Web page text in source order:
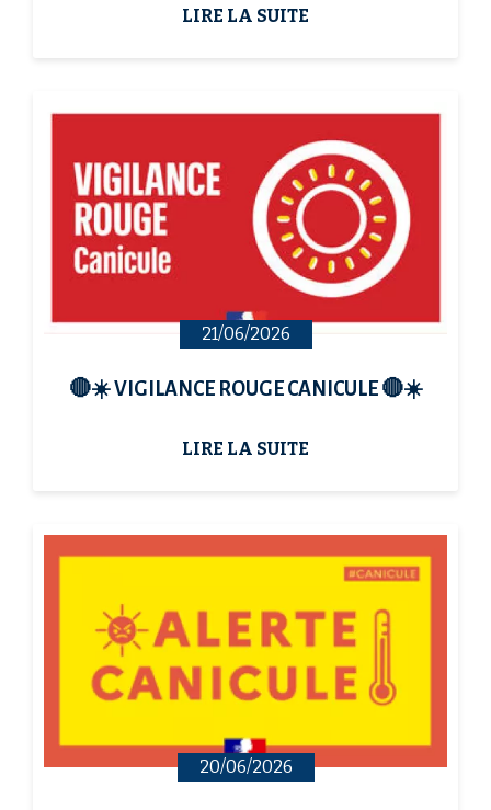
a...
LIRE LA SUITE
21/06/2026
🔴☀️ VIGILANCE ROUGE CANICULE 🔴☀️
LIRE LA SUITE
20/06/2026